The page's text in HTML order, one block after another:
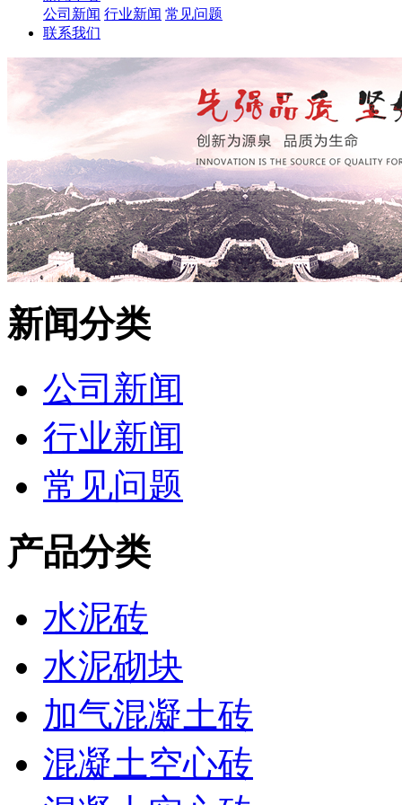
公司新闻 行业新闻 常见问题
联系我们
新闻分类
公司新闻
行业新闻
常见问题
产品分类
水泥砖
水泥砌块
加气混凝土砖
混凝土空心砖